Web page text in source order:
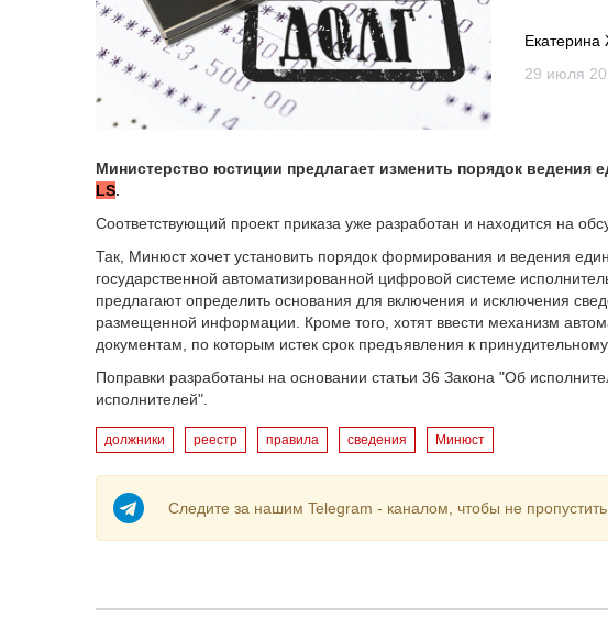
29 июля
Министерство юстиции предлагает изменить порядок ведения
LS.
Соответствующий проект приказа уже разработан и находится на
Так, Минюст хочет установить порядок формирования и ведения
государственной автоматизированной цифровой системе
предлагают определить основания для включения и исключения
размещенной информации. Кроме того, хотят ввести механизм
документам, по которым истек срок предъявления к
Поправки разработаны на основании статьи 36 Закона "Об
исполнителей".
должники реестр правила сведения Минюст
Следите за нашим Telegram - каналом, чтобы не